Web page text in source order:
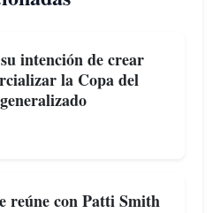
intención de crear
la Copa del
reúne con Patti Smith